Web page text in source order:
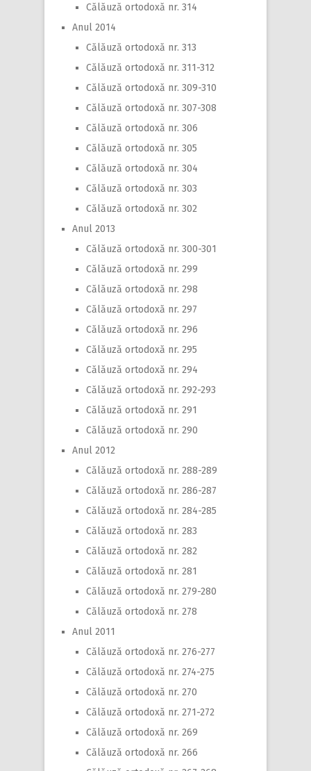
Călăuză ortodoxă nr. 314
Anul 2014
Călăuză ortodoxă nr. 313
Călăuză ortodoxă nr. 311-312
Călăuză ortodoxă nr. 309-310
Călăuză ortodoxă nr. 307-308
Călăuză ortodoxă nr. 306
Călăuză ortodoxă nr. 305
Călăuză ortodoxă nr. 304
Călăuză ortodoxă nr. 303
Călăuză ortodoxă nr. 302
Anul 2013
Călăuză ortodoxă nr. 300-301
Călăuză ortodoxă nr. 299
Călăuză ortodoxă nr. 298
Călăuză ortodoxă nr. 297
Călăuză ortodoxă nr. 296
Călăuză ortodoxă nr. 295
Călăuză ortodoxă nr. 294
Călăuză ortodoxă nr. 292-293
Călăuză ortodoxă nr. 291
Călăuză ortodoxă nr. 290
Anul 2012
Călăuză ortodoxă nr. 288-289
Călăuză ortodoxă nr. 286-287
Călăuză ortodoxă nr. 284-285
Călăuză ortodoxă nr. 283
Călăuză ortodoxă nr. 282
Călăuză ortodoxă nr. 281
Călăuză ortodoxă nr. 279-280
Călăuză ortodoxă nr. 278
Anul 2011
Călăuză ortodoxă nr. 276-277
Călăuză ortodoxă nr. 274-275
Călăuză ortodoxă nr. 270
Călăuză ortodoxă nr. 271-272
Călăuză ortodoxă nr. 269
Călăuză ortodoxă nr. 266